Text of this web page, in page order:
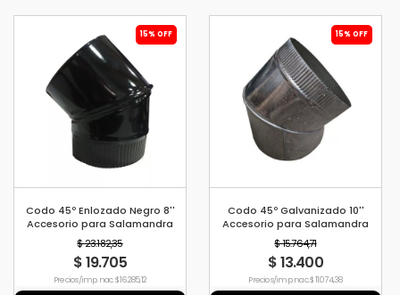
15% OFF
Codo 45º Enlozado Negro 8''
Accesorio para Salamandra
Tromen
$ 23.182,35
$ 19.705
Precio s/imp. nac. $ 16.285,12
15% OFF
Codo 45º Galvanizado 10''
Accesorio para Salamandra
Tromen
$ 15.764,71
$ 13.400
Precio s/imp. nac. $ 11.074,38